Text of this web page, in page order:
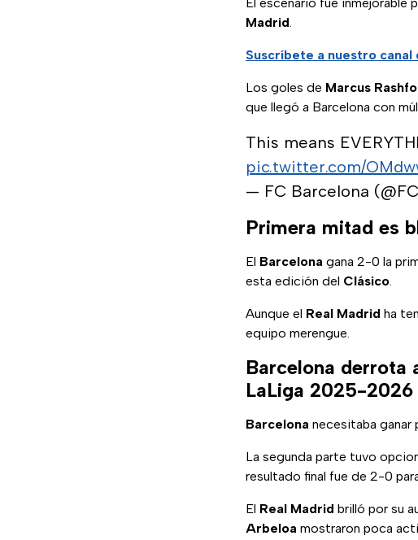
El escenario fue inmejorable
Madrid.
Suscríbete a nuestro canal
Los goles de Marcus
que llegó a Barcelona con
This means
pic.twitter.com/
— FC Barcelona
Primera mitad es
El Barcelona gana 2-0 la
esta edición del Clásico.
Aunque el Real Madrid ha
equipo merengue.
Barcelona derrota
LaLiga 2025-2026
Barcelona necesitaba ganar
La segunda parte tuvo
resultado final fue de 2-0
El Real Madrid brilló por su
Arbeloa mostraron poca